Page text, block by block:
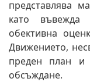
представлява
като въвежда
обективна
Движението,
преден план и
обсъждане.